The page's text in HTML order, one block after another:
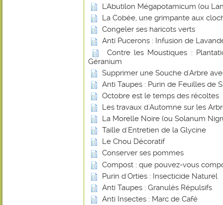
L'Abutilon Mégapotamicum (ou
La Cobée, une grimpante aux
Congeler ses haricots verts
Anti Pucerons : Infusion de
Contre les Moustiques :
Géranium
Supprimer une Souche d'Arbre
Anti Taupes : Purin de Feuilles de
Octobre est le temps des récoltes
Les travaux d'Automne sur les
La Morelle Noire (ou Solanum
Taille d'Entretien de la Glycine
Le Chou Décoratif
Conserver ses pommes
Compost : que pouvez-vous
Purin d'Orties : Insecticide Naturel
Anti Taupes : Granulés Répulsifs
Anti Insectes : Marc de Café